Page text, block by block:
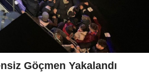
Göçmen Yakalandı